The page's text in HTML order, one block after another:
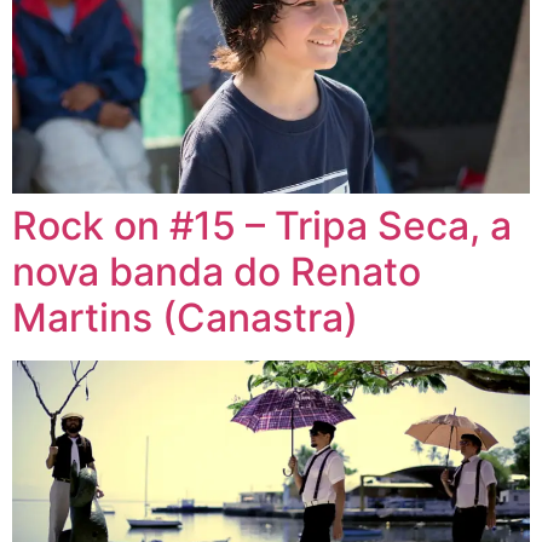
Rock on #15 – Tripa Seca, a
nova banda do Renato
Martins (Canastra)